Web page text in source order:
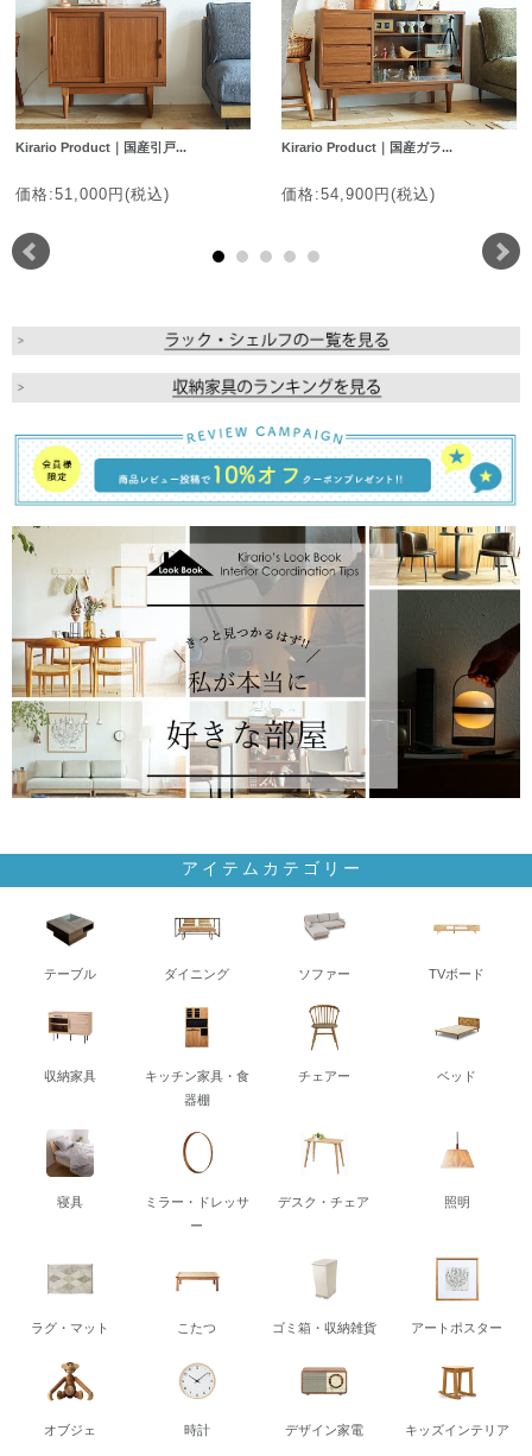
Kirario Product｜国産引戸...
価格:51,000円(税込)
Kirario Product｜国産ガラ...
価格:54,900円(税込)
アイテムカテゴリー
テーブル ダイニング ソファー TVボード
収納家具
キッチン家具・食
器棚
チェアー ベッド
寝具
ミラー・ドレッサ
ー
デスク・チェア 照明
ラグ・マット こたつ ゴミ箱・収納雑貨 アートポスター
オブジェ 時計 デザイン家電 キッズインテリア